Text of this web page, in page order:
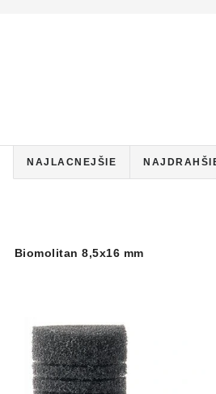
NAJLACNEJŠIE
Biomolitan 8,5x16 mm